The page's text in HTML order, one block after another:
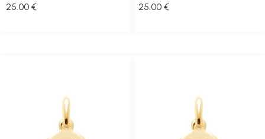
25 .00 € 25 .00 €